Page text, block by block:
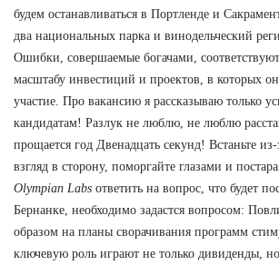
будем останавливаться в Портленде и
два национальных парка и винодельческий
Ошибки, совершаемые богачами,
масштабу инвестиций и проектов, в которых
участие. Про вакансию я рассказываю только
кандидатам! Разлук не люблю, не люблю
прощается год Двенадцать секунд! Встаньте из-
взгляд в сторону, поморгайте глазами и
Olympian Labs ответить на вопрос, что будет
Бернанке, необходимо задастся вопросом:
образом на планы сворачивания программ
ключевую роль играют не только дивиденды,